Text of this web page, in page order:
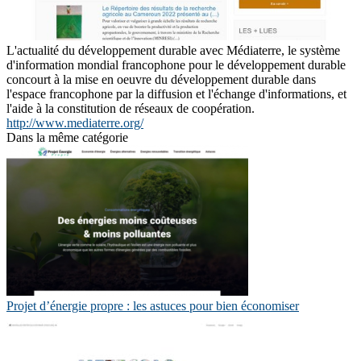
L'actualité du développement durable avec Médiaterre, le système
d'information mondial francophone pour le développement durable
concourt à la mise en oeuvre du développement durable dans
l'espace francophone par la diffusion et l'échange d'informations, et
l'aide à la constitution de réseaux de coopération.
http://www.mediaterre.org/
Dans la même catégorie
Projet d’énergie propre : les astuces pour bien économiser